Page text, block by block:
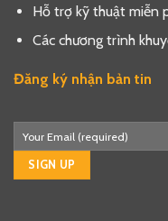
Hỗ trợ kỹ thuật miễn
Các chương trình
Đăng ký nhận bản tin